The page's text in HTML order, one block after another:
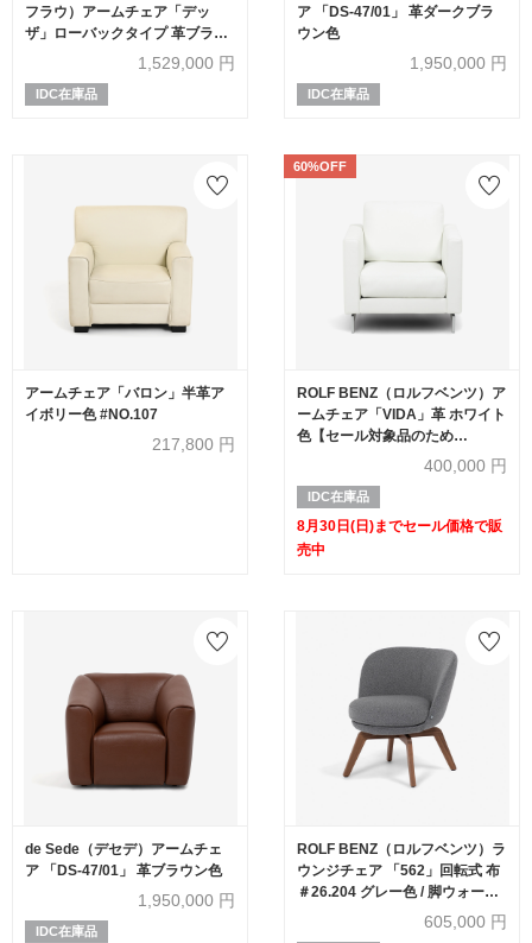
フラウ）アームチェア「デッ
ザ」ローバックタイプ 革ブラッ
ク色 座面カウスキン1,529,000 円
IDC在庫品
ア 「DS-47/01」 革ダークブラ
ウン色
1,950,000 円
IDC在庫品
アームチェア「バロン」半革ア
イボリー色 #NO.107
217,800 円
60%OFF
ROLF BENZ（ロルフベンツ）ア
ームチェア「VIDA」革 ホワイト
色【セール対象品のため
400,000 円
IDC在庫品
8月30日(日)までセール価格で販
売中
de Sede（デセデ）アームチェ
ア 「DS-47/01」 革ブラウン色
1,950,000 円
IDC在庫品
ROLF BENZ（ロルフベンツ）ラ
ウンジチェア 「562」回転式 布
＃26.204 グレー色 / 脚ウォール
605,000 円